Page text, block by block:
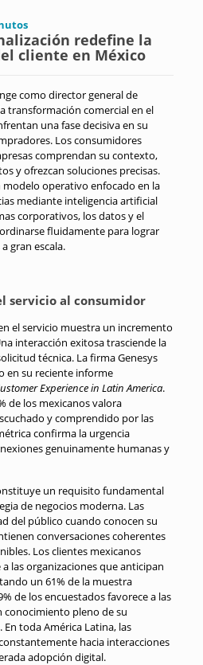
redefine la
cliente en México
como director general de
transformación comercial en el
una fase decisiva en su
Los consumidores
comprendan su contexto,
y ofrezcan soluciones precisas.
modelo operativo enfocado en la
mediante inteligencia artificial
corporativos, los datos y el
fluidamente para lograr
gran escala.
servicio al consumidor
el servicio muestra un incremento
interacción exitosa trasciende la
técnica. La firma Genesys
en su reciente informe
Experience in Latin America.
de los mexicanos valora
y comprendido por las
confirma la urgencia
genuinamente humanas y
un requisito fundamental
de negocios moderna. Las
del público cuando conocen su
conversaciones coherentes
Los clientes mexicanos
las organizaciones que anticipan
un 61% de la muestra
de los encuestados favorece a las
pleno de su
toda América Latina, las
hacia interacciones
adopción digital.